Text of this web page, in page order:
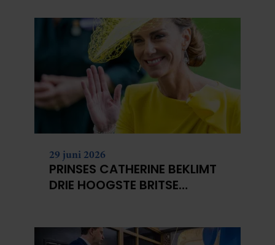
29 juni 2026
PRINSES CATHERINE BEKLIMT
DRIE HOOGSTE BRITSE